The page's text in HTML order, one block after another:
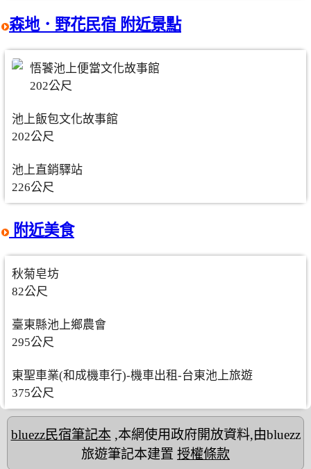
森地．野花民宿 附近景點
悟饕池上便當文化故事館
202公尺
池上飯包文化故事館
202公尺
池上直銷驛站
226公尺
附近美食
秋菊皂坊
82公尺
臺東縣池上鄉農會
295公尺
東聖車業(和成機車行)-機車出租-台東池上旅遊
375公尺
bluezz民宿筆記本,本網使用政府開放資料,由bluezz
旅遊筆記本建置 授權條款